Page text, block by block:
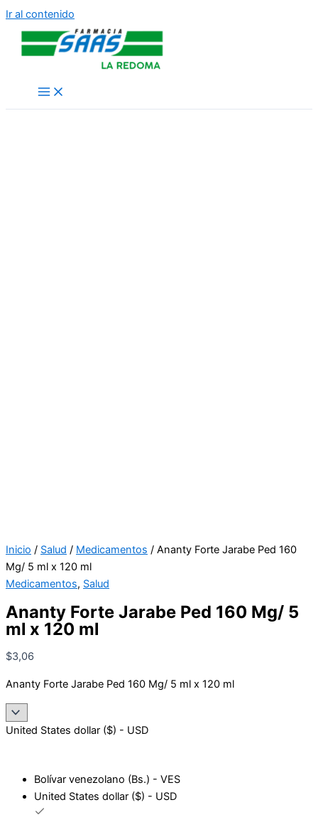
Ir al contenido
Inicio / Salud / Medicamentos / Ananty Forte Jarabe Ped 160
Mg/ 5 ml x 120 ml
Medicamentos, Salud
Ananty Forte Jarabe Ped 160 Mg/ 5
ml x 120 ml
$3,06
Ananty Forte Jarabe Ped 160 Mg/ 5 ml x 120 ml
United States dollar ($) - USD
Bolívar venezolano (Bs.) - VES
United States dollar ($) - USD